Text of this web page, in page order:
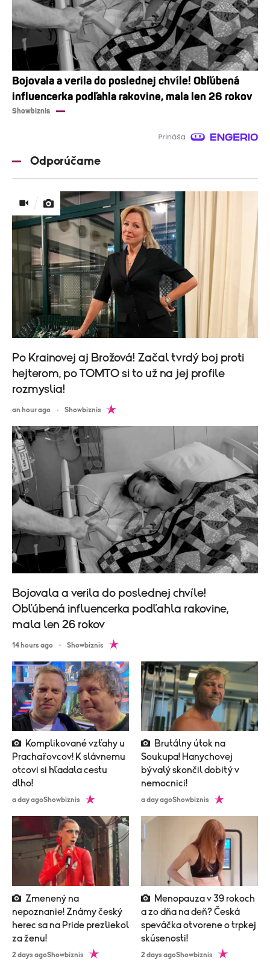
Bojovala a verila do poslednej chvíle! Obľúbená
influencerka podľahla rakovine, mala len 26 rokov
Showbiznis
Odporúčame
Po Krainovej aj Brožová! Začal tvrdý boj proti
hejterom, po TOMTO si to už na jej profile
rozmyslia!
an hour ago Showbiznis
Bojovala a verila do poslednej chvíle!
Obľúbená influencerka podľahla rakovine,
mala len 26 rokov
14 hours ago Showbiznis
Prachařovcov! K slávnemu
otcovi si hľadala cestu
dlho!
a day agoShowbiznis
Soukupa! Hanychovej
bývalý skončil dobitý v
nemocnici!
a day agoShowbiznis
nepoznanie! Známy český
herec sa na Pride prezliekol
za ženu!
2 days agoShowbiznis
a zo dňa na deň? Česká
speváčka otvorene o trpkej
skúsenosti!
2 days agoShowbiznis